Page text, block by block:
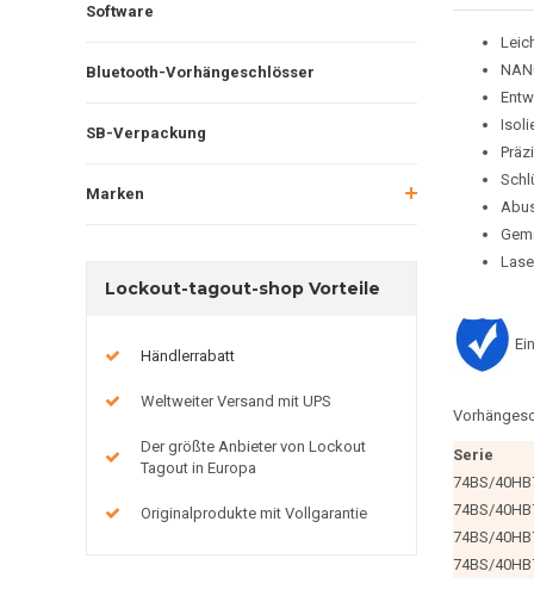
Software
Bluetooth-Vorhängeschlösser
SB-Verpackung
Marken
Lockout-tagout-shop Vorteile
Händlerrabatt
Weltweiter Versand mit UPS
Der größte Anbieter von Lockout
Tagout in Europa
Originalprodukte mit Vollgarantie
Serie
74BS/
74BS/
74BS/
74BS/